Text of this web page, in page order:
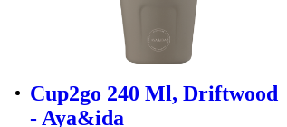
Cup2go 240 Ml, Driftwood
- Aya&ida